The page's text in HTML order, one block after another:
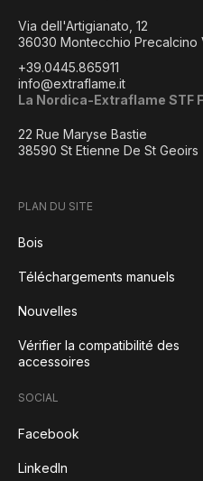
Via dell'Artigianato, 12
36030 Montecchio Precalcino
+39.0445.865911
info@extraflame.it
La Nordica-Extraflame STF
22 Rue Maryse Bastie
38590 St Etienne De St Geoirs
PLAN DU SITE
Bois
Téléchargements manuels
Nouvelles
Vérifier la compatibilité des
accessoires
SOCIAL
Facebook
LinkedIn